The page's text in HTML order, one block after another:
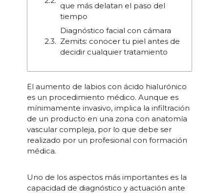
que más delatan el paso del
tiempo
Diagnóstico facial con cámara
Zemits: conocer tu piel antes de
decidir cualquier tratamiento
El aumento de labios con ácido hialurónico
es un procedimiento médico. Aunque es
mínimamente invasivo, implica la infiltración
de un producto en una zona con anatomía
vascular compleja, por lo que debe ser
realizado por un profesional con formación
médica.
Uno de los aspectos más importantes es la
capacidad de diagnóstico y actuación ante